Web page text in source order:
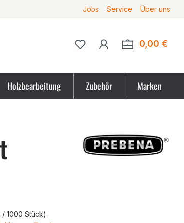
Jobs Service Über uns
Du hast 0 Produkte auf
0,00 €
Holzbearbeitung Zubehör Marken
1000 Stück)